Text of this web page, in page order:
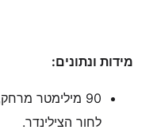
מידות ונתונים:
90 מילימטר
לחור הצילינדר.